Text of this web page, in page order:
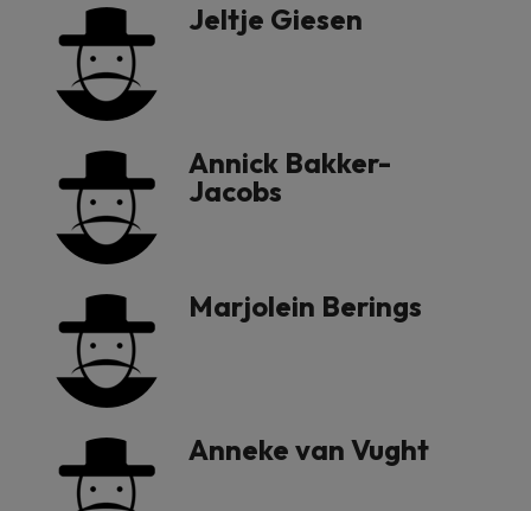
Jeltje Giesen
Annick Bakker-
Jacobs
Marjolein Berings
Anneke van Vught